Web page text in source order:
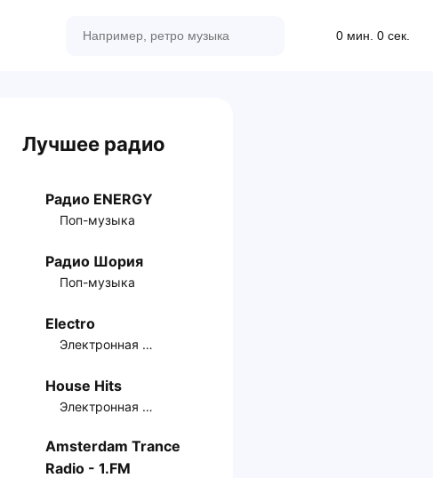
0 мин. 0 сек.
Лучшее радио
Радио ENERGY
Поп-музыка
Радио Шория
Поп-музыка
Electro
Электронная музыка
House Hits
Электронная музыка
Amsterdam Trance
Radio - 1.FM